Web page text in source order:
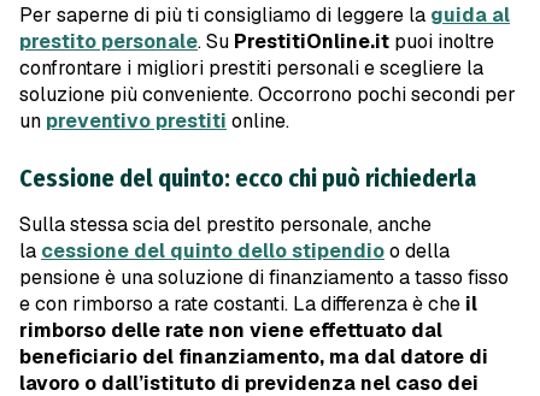
Per saperne di più ti consigliamo di leggere la guida al
prestito personale. Su PrestitiOnline.it puoi inoltre
confrontare i migliori prestiti personali e scegliere la
soluzione più conveniente. Occorrono pochi secondi per
un preventivo prestiti online.
Cessione del quinto: ecco chi può richiederla
Sulla stessa scia del prestito personale, anche
la cessione del quinto dello stipendioo della
pensione è una soluzione di finanziamento a tasso fisso
e con rimborso a rate costanti. La differenza è che il
rimborso delle rate non viene effettuato dal
beneficiario del finanziamento, ma dal datore di
lavoro o dall’istituto di previdenza nel caso dei